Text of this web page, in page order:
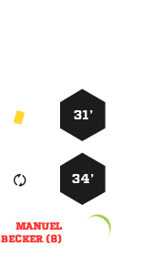
31’
34’

 